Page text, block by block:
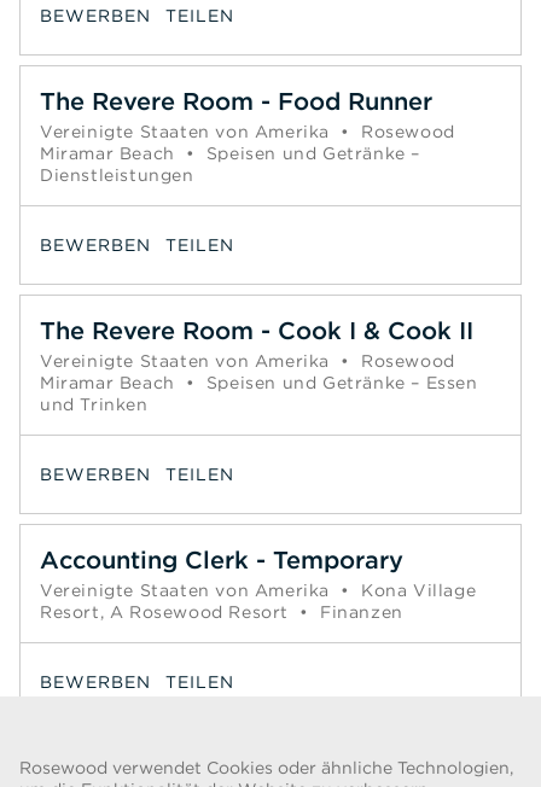
Rosewood verwendet Cookies oder ähnliche Technologien,
BEWERBEN TEILEN
The Revere Room - Food Runner
Vereinigte Staaten von Amerika •
Rosewood
Miramar Beach
•
Speisen und Getränke –
Dienstleistungen
BEWERBEN TEILEN
The Revere Room - Cook I & Cook II
Vereinigte Staaten von Amerika •
Rosewood
Miramar Beach
•
Speisen und Getränke – Essen
und Trinken
BEWERBEN TEILEN
Accounting Clerk - Temporary
Vereinigte Staaten von Amerika •
Kona Village
Resort, A Rosewood Resort
• Finanzen
BEWERBEN TEILEN
Seite
1 2 3 4 5 6 Weiter >>